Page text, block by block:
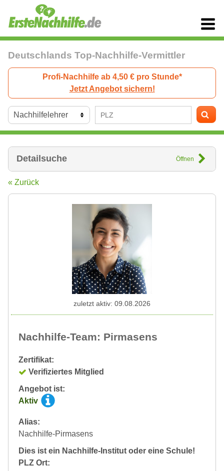
Deutschlands Top-Nachhilfe-Vermittler
Profi-Nachhilfe ab 4,50 € pro Stunde*
Jetzt Angebot sichern!
Detailsuche Öffnen
« Zurück
Nachhilfe-Team: Pirmasens
Zertifikat:
Verifiziertes Mitglied
Angebot ist:
Aktiv
Alias:
Nachhilfe-Pirmasens
Dies ist ein Nachhilfe-Institut oder eine Schule!
PLZ Ort:
zuletzt aktiv: 09.08.2026